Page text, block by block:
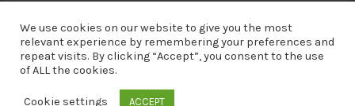
© 2026 Ladies Bodyfashion. hosted by:
We use cookies on our website to give you the most
relevant experience by remembering your preferences and
repeat visits. By clicking “Accept”, you consent to the use
of ALL the cookies.
Cookie settings ACCEPT